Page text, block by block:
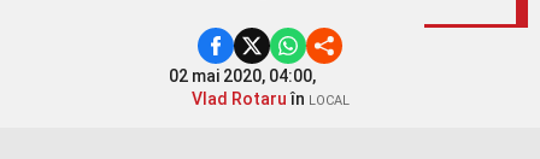
02 mai 2020, 04:00,
Vlad Rotaruîn LOCAL